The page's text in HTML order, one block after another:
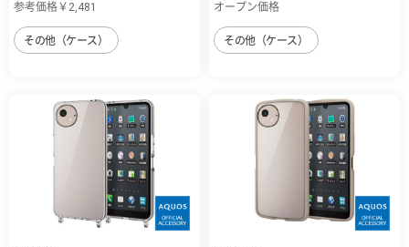
参考価格￥2,481
その他（ケース）
オープン価格
その他（ケース）